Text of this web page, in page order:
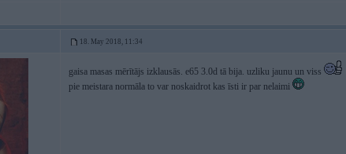
18. May 2018, 11:34
gaisa masas mērītājs izklausās. e65 3.0d tā bija. uzliku jaunu un viss
pie meistara normāla to var noskaidrot kas īsti ir par nelaimi